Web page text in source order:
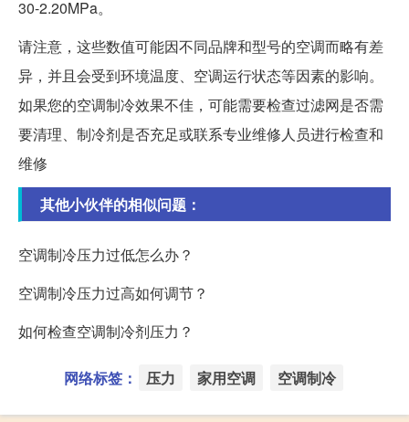
30-2.20MPa。
请注意，这些数值可能因不同品牌和型号的空调而略有差
异，并且会受到环境温度、空调运行状态等因素的影响。
如果您的空调制冷效果不佳，可能需要检查过滤网是否需
要清理、制冷剂是否充足或联系专业维修人员进行检查和
维修
其他小伙伴的相似问题：
空调制冷压力过低怎么办？
空调制冷压力过高如何调节？
如何检查空调制冷剂压力？
网络标签： 压力 家用空调 空调制冷